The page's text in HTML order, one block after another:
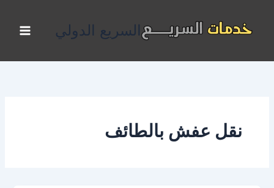
المحتوى
السريع الدولي
نقل عفش بالطائف